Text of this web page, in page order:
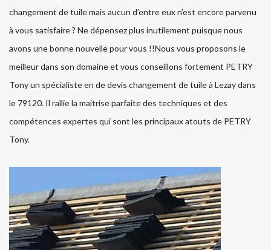
changement de tuile mais aucun d’entre eux n’est encore parvenu
à vous satisfaire ? Ne dépensez plus inutilement puisque nous
avons une bonne nouvelle pour vous !!Nous vous proposons le
meilleur dans son domaine et vous conseillons fortement PETRY
Tony un spécialiste en de devis changement de tuile à Lezay dans
le 79120. Il rallie la maitrise parfaite des techniques et des
compétences expertes qui sont les principaux atouts de PETRY
Tony.